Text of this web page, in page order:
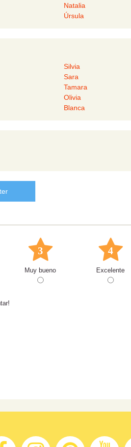
Natalia
Úrsula
Silvia
Sara
Tamara
Olivia
Blanca
3
Muy bueno
4
Excelente